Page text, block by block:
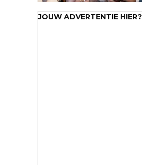
JOUW ADVERTENTIE HIER?